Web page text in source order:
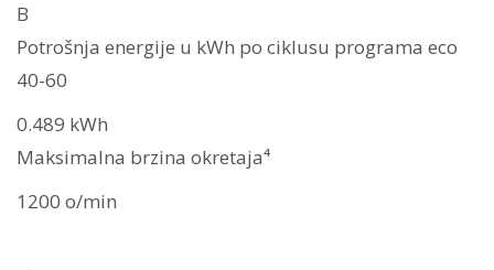
B
Potrošnja energije u kWh po ciklusu programa eco
40-60
0.489 kWh
Maksimalna brzina okretaja⁴
1200 o/min